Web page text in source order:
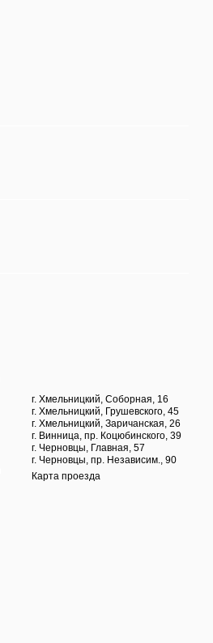
г. Хмельницкий, Соборная, 16
г. Хмельницкий, Грушевского, 45
г. Хмельницкий, Заричанская, 26
г. Винница, пр. Коцюбинского, 39
г. Черновцы, Главная, 57
г. Черновцы, пр. Независим., 90
Карта проезда